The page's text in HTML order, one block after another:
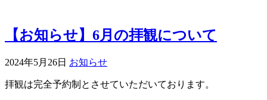
【お知らせ】6月の拝観について
2024年5月26日 お知らせ
拝観は完全予約制とさせていただいております。